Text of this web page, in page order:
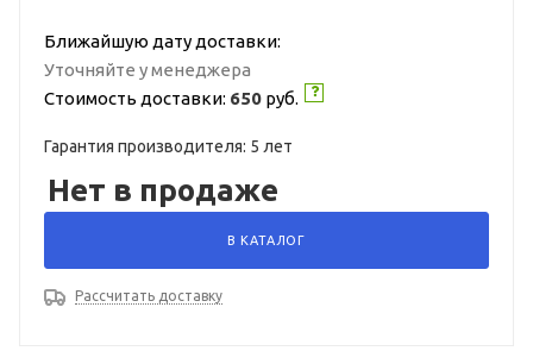
Ближайшую дату доставки:
Уточняйте у менеджера
Стоимость доставки: 650 руб.
Гарантия производителя: 5 лет
Нет в продаже
В КАТАЛОГ
Рассчитать доставку